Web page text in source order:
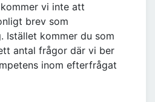
vi inte att
brev som
Istället kommer du som
antal frågor där vi ber
inom efterfrågat